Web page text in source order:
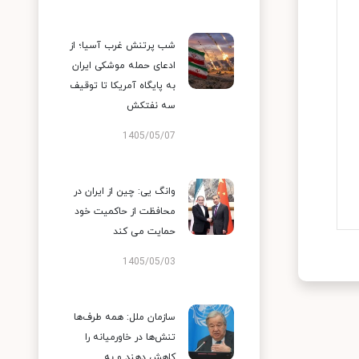
شب پرتنش غرب آسیا؛ از
ادعای حمله موشکی ایران
به پایگاه آمریکا تا توقیف
سه نفتکش
1405/05/07
وانگ یی: چین از ایران در
محافظت از حاکمیت خود
حمایت می کند
1405/05/03
سازمان ملل: همه طرف‌ها
تنش‌ها در خاورمیانه را